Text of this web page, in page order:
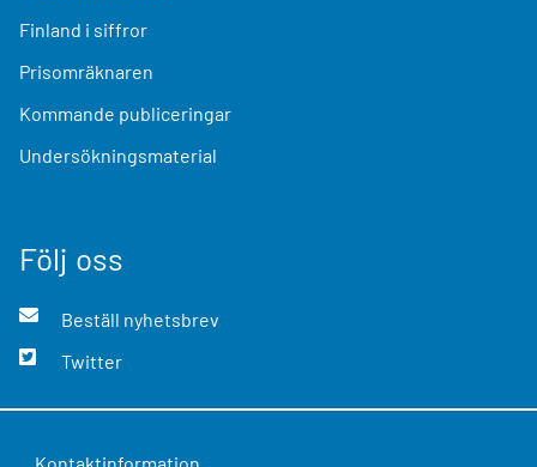
Finland i siffror
Prisomräknaren
Kommande publiceringar
Undersökningsmaterial
Följ oss
Beställ nyhetsbrev
Twitter